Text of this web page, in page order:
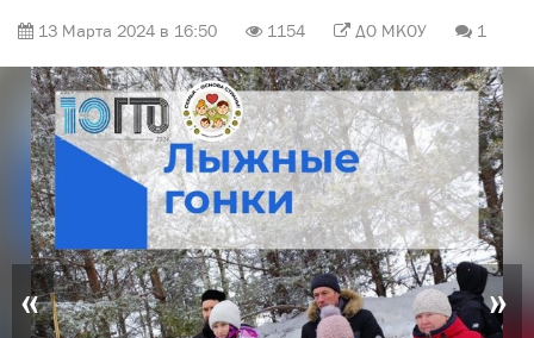
13 Марта 2024 в 16:50 1154 ДО МКОУ 1
« »